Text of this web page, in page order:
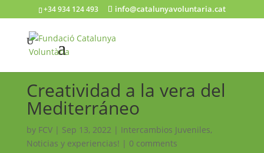
+34 934 124 493 info@catalunyavoluntaria.cat
Creatividad a la vera del
Mediterráneo
by FCV| Sep 13, 2022 | Intercambios Juveniles,
Noticias y experiencias! | 0 comments